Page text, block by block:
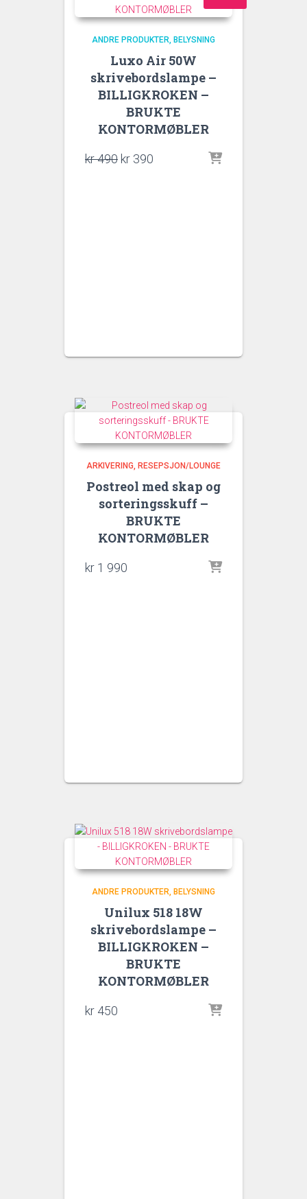
ANDRE PRODUKTER BELYSNING
Luxo Air 50W
skrivebordslampe –
BILLIGKROKEN –
BRUKTE
KONTORMØBLER
kr490 Opprinnelig
kr 390 Nåværende
ARKIVERING RESEPSJON/LOUNGE
Postreol med skap og
sorteringsskuff –
BRUKTE
KONTORMØBLER
kr 1 990
ANDRE PRODUKTER BELYSNING
Unilux 518 18W
skrivebordslampe –
BILLIGKROKEN –
BRUKTE
KONTORMØBLER
kr 450